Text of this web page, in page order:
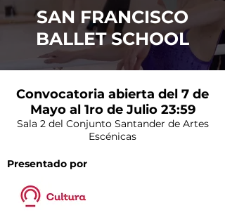
SAN FRANCISCO
BALLET SCHOOL
Convocatoria abierta del 7 de
Mayo al 1ro de Julio 23:59
Sala 2 del Conjunto Santander de Artes
Escénicas
Presentado por